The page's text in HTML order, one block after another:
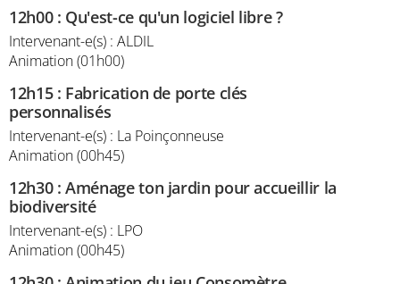
12h00: Qu'est-ce qu'un logiciel libre ?
Intervenant-e(s) : ALDIL
Animation (01h00)
12h15: Fabrication de porte clés
personnalisés
Intervenant-e(s) : La Poinçonneuse
Animation (00h45)
12h30:Aménage ton jardin pour accueillir la
biodiversité
Intervenant-e(s) : LPO
Animation (00h45)